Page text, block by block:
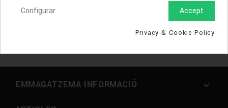
Benvinguts a la nostra pàgina web, on coneixereu totes
nostra botiga i el nostre equip, serveis i productes.
L'Orfebre Joiers, oferim joies de qualitat amb una exquisida
atenció als nostres clients i visitants, sempre amb els
EMMAGATZEMA INFORMACIÓ 
Accept
Configurar
Privacy & Cookie Policy